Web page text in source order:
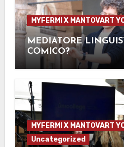
MYFERMI X MANTOVART
MEDIATORE
COMICO?
MYFERMI X MANTOVART
Uncategorized